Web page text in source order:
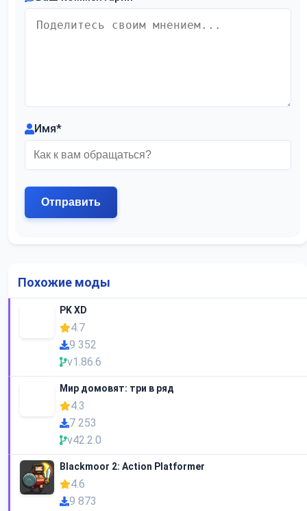
Имя*
Похожие моды
PK XD
4.7
9 352
v1.86.6
Мир домовят: три в ряд
4.3
7 253
v42.2.0
Blackmoor 2: Action Platformer
4.6
9 873